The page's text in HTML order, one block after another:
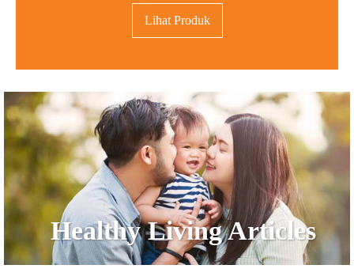
Lihat Produk
Healthy Living Articles